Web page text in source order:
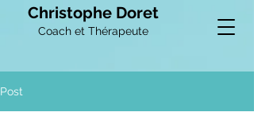
Christophe Doret
Coach et Thérapeute
Post